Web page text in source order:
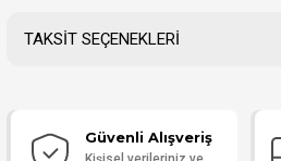
Yorum Yaz
TAKSİT SEÇENEKLERİ
Güvenli Alışveriş